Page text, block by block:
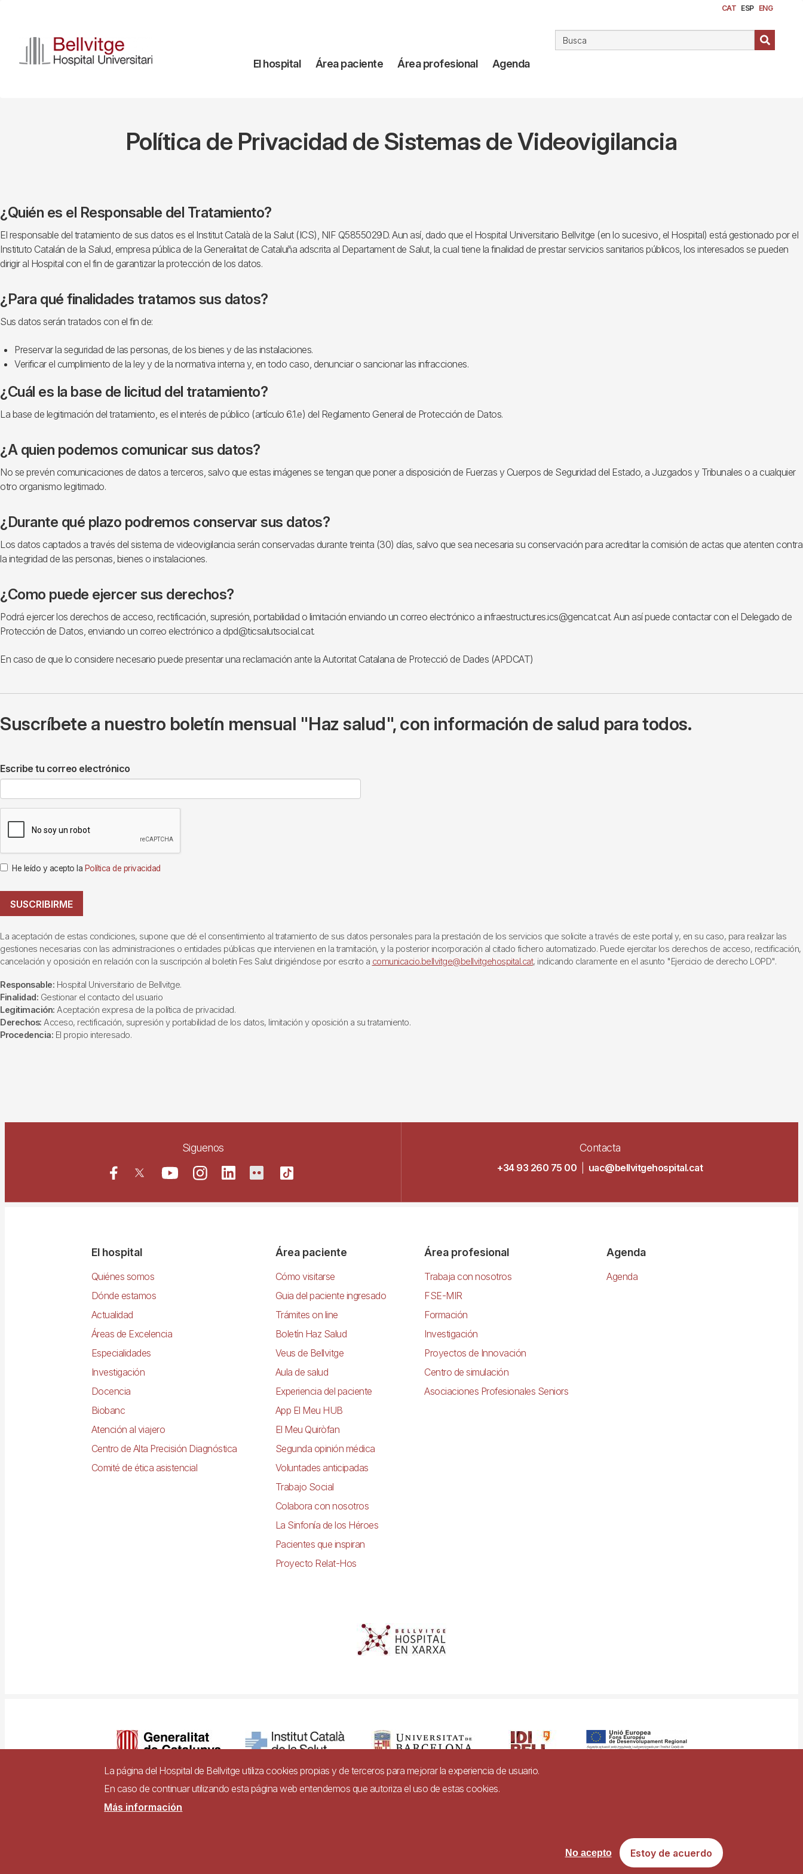
contenido
principal
CAT ESP ENG
Navegación
El hospital Área paciente Área profesional Agenda
Política de Privacidad de Sistemas de Videovigilancia
¿Quién es el Responsable del Tratamiento?
El responsable del tratamiento de sus datos es el Institut Català de la Salut (ICS), NIF Q5855029D. Aun así, dado que el Hospital Universitario Bellvitge (en lo sucesivo, el Hospital) está gestionado por el
Instituto Catalán de la Salud, empresa pública de la Generalitat de Cataluña adscrita al Departament de Salut, la cual tiene la finalidad de prestar servicios sanitarios públicos, los interesados se pueden
dirigir al Hospital con el fin de garantizar la protección de los datos.
¿Para qué finalidades tratamos sus datos?
Sus datos serán tratados con el fin de:
Preservar la seguridad de las personas, de los bienes y de las instalaciones.
Verificar el cumplimiento de la ley y de la normativa interna y, en todo caso, denunciar o sancionar las infracciones.
¿Cuál es la base de licitud del tratamiento?
La base de legitimación del tratamiento, es el interés de público (artículo 6.1.e) del Reglamento General de Protección de Datos.
¿A quien podemos comunicar sus datos?
No se prevén comunicaciones de datos a terceros, salvo que estas imágenes se tengan que poner a disposición de Fuerzas y Cuerpos de Seguridad del Estado, a Juzgados y Tribunales o a cualquier
otro organismo legitimado.
¿Durante qué plazo podremos conservar sus datos?
Los datos captados a través del sistema de videovigilancia serán conservadas durante treinta (30) días, salvo que sea necesaria su conservación para acreditar la comisión de actas que atenten contra
la integridad de las personas, bienes o instalaciones.
¿Como puede ejercer sus derechos?
Podrá ejercer los derechos de acceso, rectificación, supresión, portabilidad o limitación enviando un correo electrónico a infraestructures.ics@gencat.cat. Aun así puede contactar con el Delegado de
Protección de Datos, enviando un correo electrónico a dpd@ticsalutsocial.cat.
En caso de que lo considere necesario puede presentar una reclamación ante la Autoritat Catalana de Protecció de Dades (APDCAT)
Suscríbete a nuestro boletín mensual "Haz salud", con información de salud para todos.
Escribe tu correo electrónico
He leído y acepto la Política de privacidad
SUSCRIBIRME
La aceptación de estas condiciones, supone que dé el consentimiento al tratamiento de sus datos personales para la prestación de los servicios que solicite a través de este portal y, en su caso, para realizar las
gestiones necesarias con las administraciones o entidades públicas que intervienen en la tramitación, y la posterior incorporación al citado fichero automatizado. Puede ejercitar los derechos de acceso, rectificación,
cancelación y oposición en relación con la suscripción al boletín Fes Salut dirigiéndose por escrito a comunicacio.bellvitge@bellvitgehospital.cat, indicando claramente en el asunto "Ejercicio de derecho LOPD".
Responsable: Hospital Universitario de Bellvitge.
Finalidad: Gestionar el contacto del usuario
Legitimación: Aceptación expresa de la política de privacidad.
Derechos: Acceso, rectificación, supresión y portabilidad de los datos, limitación y oposición a su tratamiento.
Procedencia: El propio interesado.
Siguenos Contacta
+34 93 260 75 00 uac@bellvitgehospital.cat
NavegacióEl hospital
Quiénes somos
Dónde estamos
Actualidad
Áreas de Excelencia
Especialidades
Investigación
Docencia
Biobanc
Atención al viajero
Centro de Alta Precisión Diagnóstica
Comité de ética asistencial
Área paciente
Cómo visitarse
Guia del paciente ingresado
Trámites on line
Boletín Haz Salud
Veus de Bellvitge
Aula de salud
Experiencia del paciente
App El Meu HUB
El Meu Quiròfan
Segunda opinión médica
Voluntades anticipadas
Trabajo Social
Colabora con nosotros
La Sinfonía de los Héroes
Pacientes que inspiran
Proyecto Relat-Hos
Área profesional
Trabaja con nosotros
FSE-MIR
Formación
Investigación
Proyectos de Innovación
Centro de simulación
Asociaciones Profesionales Seniors
Agenda
Agenda
Pie
La página del Hospital de Bellvitge utiliza cookies propias y de terceros para mejorar la experiencia de usuario.
En caso de continuar utilizando esta página web entendemos que autoriza el uso de estas cookies.
Más información
Estoy de acuerdo
No acepto